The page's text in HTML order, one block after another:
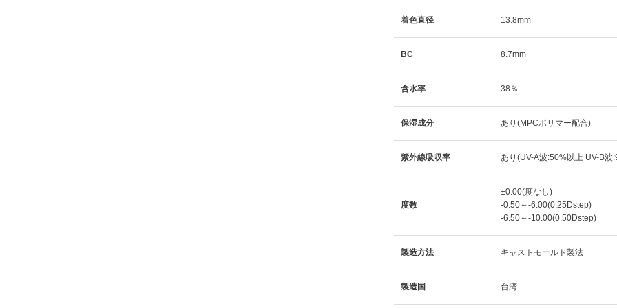
着色直径 13.8mm
BC 8.7mm
含水率 38％
保湿成分 あり(MPCポリマー配合)
紫外線吸収率 あり(UV-A波:50%以上 UV-B波
度数
±0.00(度なし)
-0.50～-6.00(0.25Dstep)
-6.50～-10.00(0.50Dstep)
製造方法 キャストモールド製法
製造国 台湾